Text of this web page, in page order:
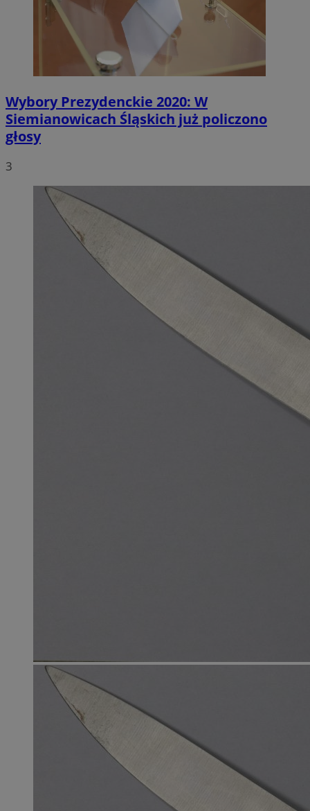
Wybory Prezydenckie 2020: W
Siemianowicach Śląskich już policzono
głosy
3